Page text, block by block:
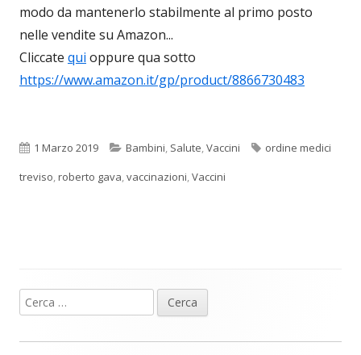
modo da mantenerlo stabilmente al primo posto
nelle vendite su Amazon...
Cliccate qui oppure qua sotto
https://www.amazon.it/gp/product/8866730483
Pubblicato
1 Marzo 2019 Categorie
Bambini, Salute,Vaccini Tag
ordine medici
treviso,roberto gava,vaccinazioni,Vaccini
Barra
laterale
Ricerca
per: